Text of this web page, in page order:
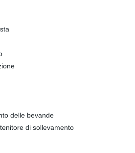
delle bevande
di sollevamento